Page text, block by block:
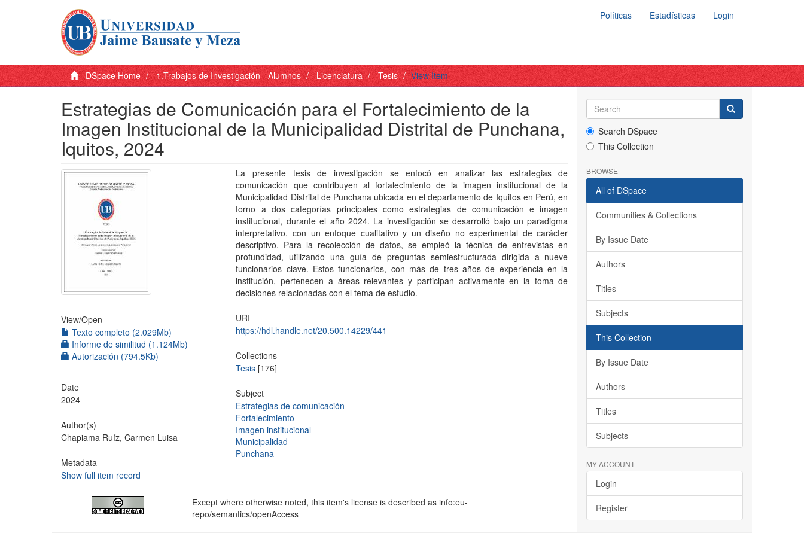
Políticas Estadísticas Login
DSpace Home 1.Trabajos de Investigación - Alumnos Licenciatura Tesis View Item
Estrategias de Comunicación para el Fortalecimiento de la
Imagen Institucional de la Municipalidad Distrital de Punchana,
Iquitos, 2024
View/Open
Texto completo (2.029Mb)
Informe de similitud (1.124Mb)
Autorización (794.5Kb)
Date
2024
Author(s)
Chapiama Ruíz, Carmen Luisa
Metadata
Show full item record
La presente tesis de investigación se enfocó en analizar las estrategias de
comunicación que contribuyen al fortalecimiento de la imagen institucional de la
Municipalidad Distrital de Punchana ubicada en el departamento de Iquitos en Perú, en
torno a dos categorías principales como estrategias de comunicación e imagen
institucional, durante el año 2024. La investigación se desarrolló bajo un paradigma
interpretativo, con un enfoque cualitativo y un diseño no experimental de carácter
descriptivo. Para la recolección de datos, se empleó la técnica de entrevistas en
profundidad, utilizando una guía de preguntas semiestructurada dirigida a nueve
funcionarios clave. Estos funcionarios, con más de tres años de experiencia en la
institución, pertenecen a áreas relevantes y participan activamente en la toma de
decisiones relacionadas con el tema de estudio.
URI
https://hdl.handle.net/20.500.14229/441
Collections
Tesis [176]
Subject
Estrategias de comunicación
Fortalecimiento
Imagen institucional
Municipalidad
Punchana
Except where otherwise noted, this item's license is described as info:eu-
repo/semantics/openAccess
Search DSpace
This Collection
BROWSE
All of DSpace
Communities & Collections
By Issue Date
Authors
Titles
Subjects
This Collection
By Issue Date
Authors
Titles
Subjects
MY ACCOUNT
Login
Register